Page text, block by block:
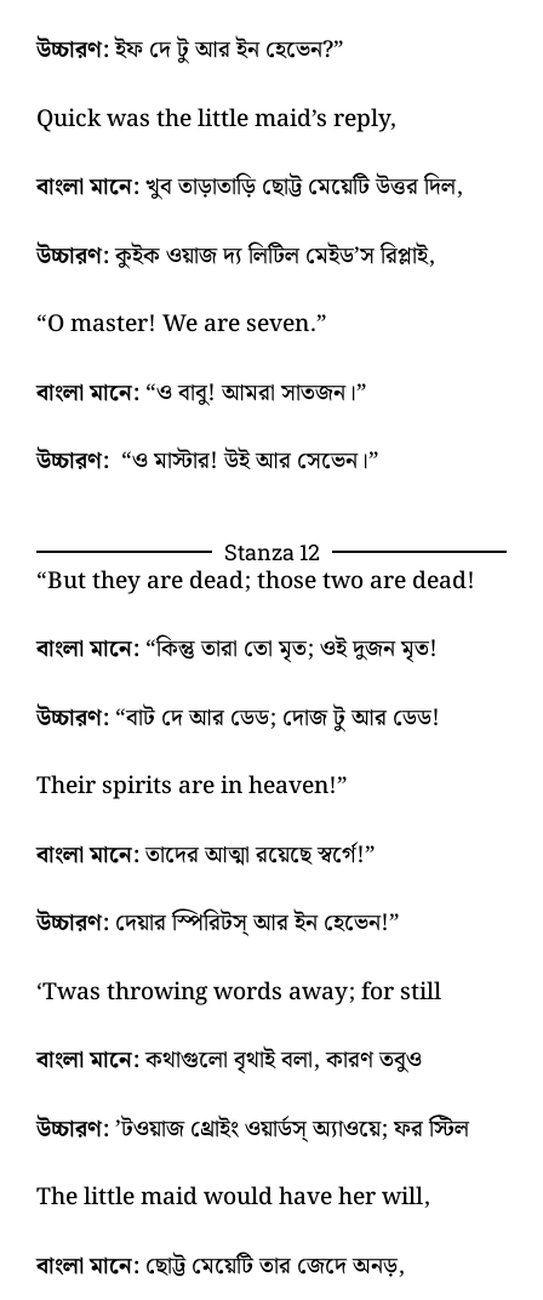
উচ্চারণ:ইফ দে টু আর ইন হেভেন?”
Quick was the little maid’s reply,
বাংলা মানে:খুব তাড়াতাড়ি ছোট্ট মেয়েটি উত্তর দিল,
উচ্চারণ:কুইক ওয়াজ দ্য লিটিল মেইড’স রিপ্লাই,
“O master! We are seven.”
বাংলা মানে: “ও বাবু! আমরা সাতজন।”
উচ্চারণ: “ও মাস্টার! উই আর সেভেন।”
Stanza 12
“But they are dead; those two are dead!
বাংলা মানে: “কিন্তু তারা তো মৃত; ওই দুজন মৃত!
উচ্চারণ: “বাট দে আর ডেড; দোজ টু আর ডেড!
Their spirits are in heaven!”
বাংলা মানে:তাদের আত্মা রয়েছে স্বর্গে!”
উচ্চারণ: দেয়ার স্পিরিটস্‌ আর ইন হেভেন!”
‘Twas throwing words away; for still
বাংলা মানে:কথাগুলো বৃথাই বলা, কারণ তবুও
উচ্চারণ:’টওয়াজ থ্রোইং ওয়ার্ডস্‌ অ্যাওয়ে; ফর স্টিল
The little maid would have her will,
বাংলা মানে: ছোট্ট মেয়েটি তার জেদে অনড়,